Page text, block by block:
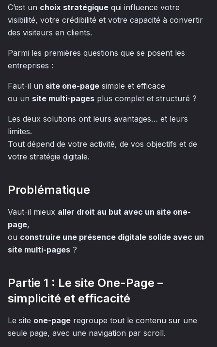
C’est un choix stratégique qui influence votre
visibilité, votre crédibilité et votre capacité à convertir
des visiteurs en clients.
Parmi les premières questions que se posent les
entreprises :
Faut-il un site one-page simple et efficace
ou un site multi-pages plus complet et structuré ?
Les deux solutions ont leurs avantages… et leurs
limites.
Tout dépend de votre activité, de vos objectifs et de
votre stratégie digitale.
Problématique
Vaut-il mieux aller droit au but avec un site one-
page,
ou construire une présence digitale solide avec un
site multi-pages ?
Partie 1 : Le site One-Page –
simplicité et efficacité
Le site one-page regroupe tout le contenu sur une
seule page, avec une navigation par scroll.